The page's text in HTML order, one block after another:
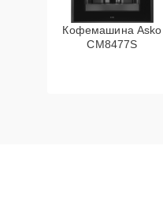
Кофемашина Asko
CM8477S